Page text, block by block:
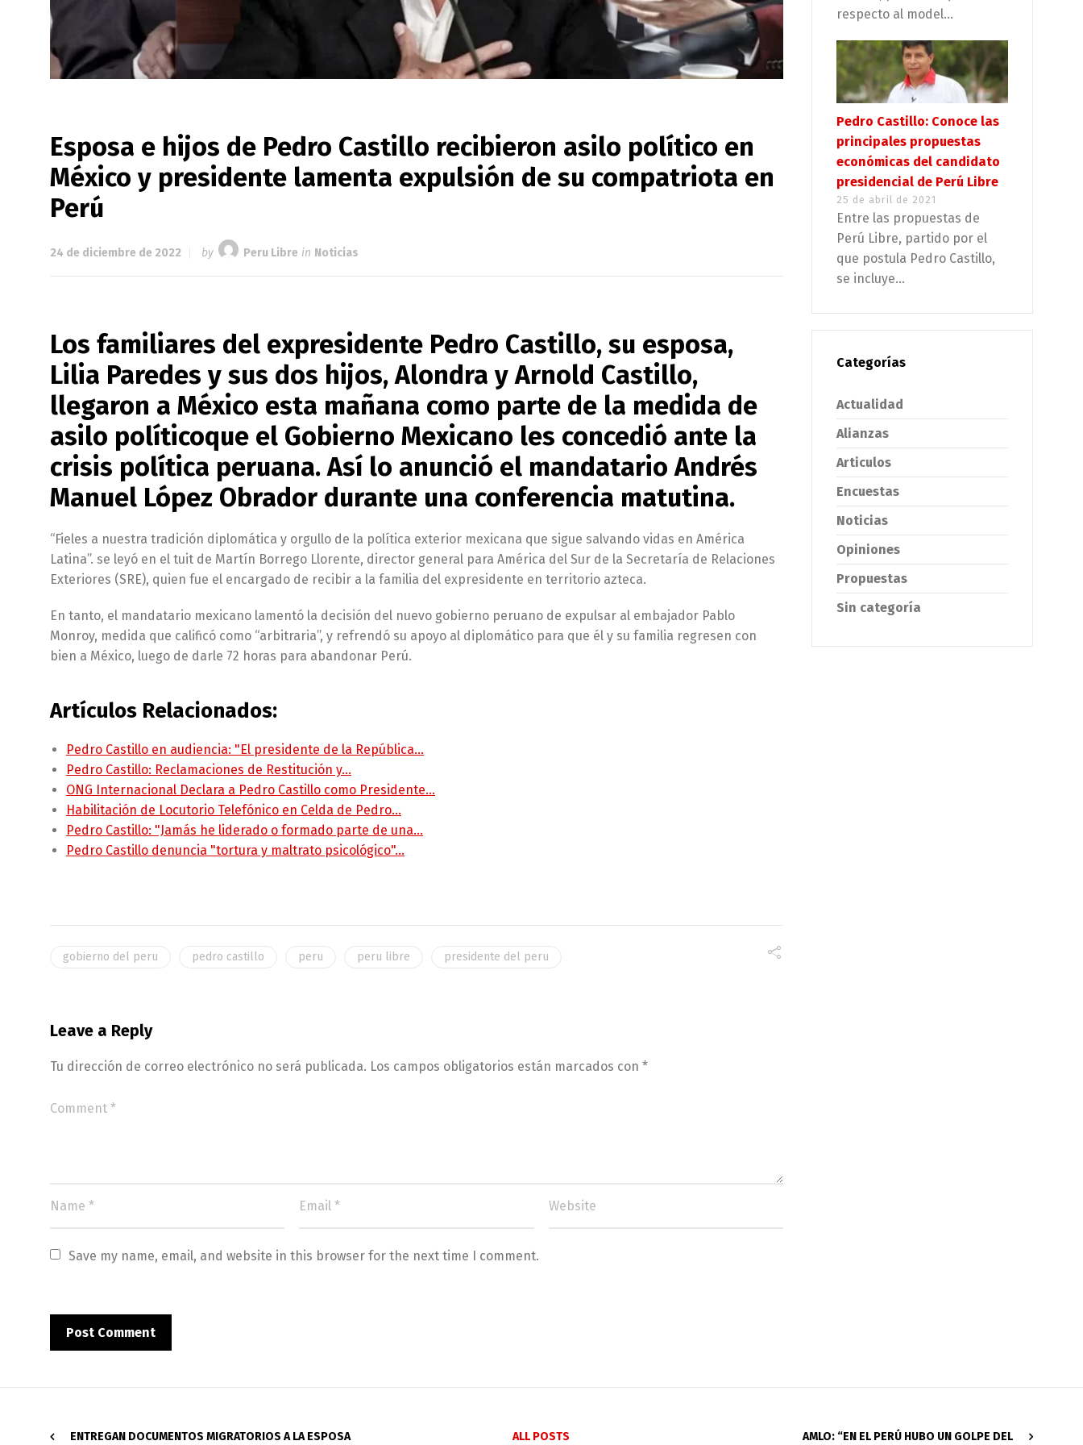
Esposa e hijos de Pedro Castillo recibieron asilo político en
México y presidente lamenta expulsión de su compatriota en
Perú
24 de diciembre de 2022 by Peru Libre in Noticias
Los familiares del expresidente Pedro Castillo, su esposa,
Lilia Paredes y sus dos hijos, Alondra y Arnold Castillo,
llegaron a México esta mañana como parte de la medida de
asilo políticoque el Gobierno Mexicano les concedió ante la
crisis política peruana. Así lo anunció el mandatario Andrés
Manuel López Obrador durante una conferencia matutina.
“Fieles a nuestra tradición diplomática y orgullo de la política exterior mexicana que sigue salvando vidas en América
Latina”. se leyó en el tuit de Martín Borrego Llorente, director general para América del Sur de la Secretaría de Relaciones
Exteriores (SRE), quien fue el encargado de recibir a la familia del expresidente en territorio azteca.
En tanto, el mandatario mexicano lamentó la decisión del nuevo gobierno peruano de expulsar al embajador Pablo
Monroy, medida que calificó como “arbitraria”, y refrendó su apoyo al diplomático para que él y su familia regresen con
bien a México, luego de darle 72 horas para abandonar Perú.
Artículos Relacionados:
Pedro Castillo en audiencia: "El presidente de la República…
Pedro Castillo: Reclamaciones de Restitución y…
ONG Internacional Declara a Pedro Castillo como Presidente…
Habilitación de Locutorio Telefónico en Celda de Pedro…
Pedro Castillo: "Jamás he liderado o formado parte de una…
Pedro Castillo denuncia "tortura y maltrato psicológico"…
gobierno del peru pedro castillo peru peru libre presidente del peru
Leave a Reply
Tu dirección de correo electrónico no será publicada. Los campos obligatorios están marcados con *
Save my name, email, and website in this browser for the next time I comment.
respecto al model...
Pedro Castillo: Conoce las
principales propuestas
económicas del candidato
presidencial de Perú Libre
25 de abril de 2021
Entre las propuestas de
Perú Libre, partido por el
que postula Pedro Castillo,
se incluye...
Categorías
Actualidad
Alianzas
Articulos
Encuestas
Noticias
Opiniones
Propuestas
Sin categoría
ENTREGAN DOCUMENTOS MIGRATORIOS A LA ESPOSA ALL POSTS AMLO: “EN EL PERÚ HUBO UN GOLPE DEL